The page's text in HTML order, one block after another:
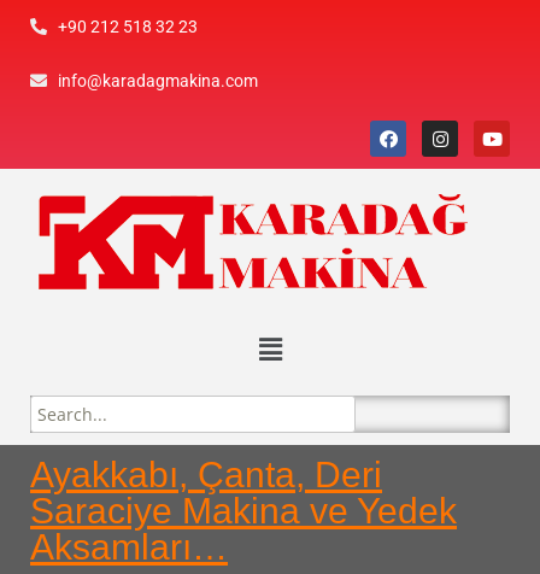
+90 212 518 32 23
info@karadagmakina.com
Ayakkabı, Çanta, Deri
Saraciye Makina ve Yedek
Aksamları…